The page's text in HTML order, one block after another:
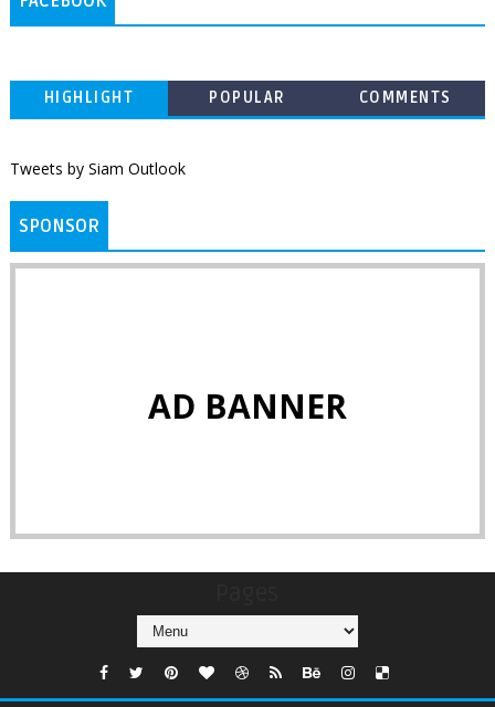
HIGHLIGHT POPULAR COMMENTS
Tweets by Siam Outlook
SPONSOR
AD BANNER